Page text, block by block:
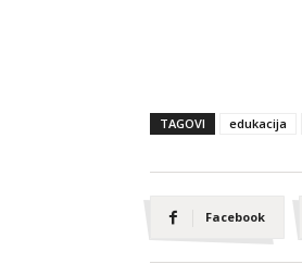
TAGOVI edukacija
Facebook